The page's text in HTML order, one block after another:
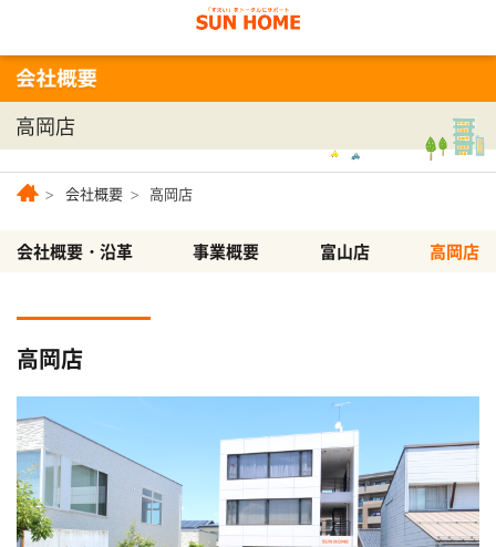
高岡店
会社概要 高岡店
会社概要・沿革 事業概要 富山店 高岡店
高岡店